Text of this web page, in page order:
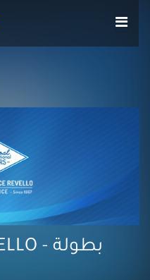
بطولة - MAURICE REVELLO